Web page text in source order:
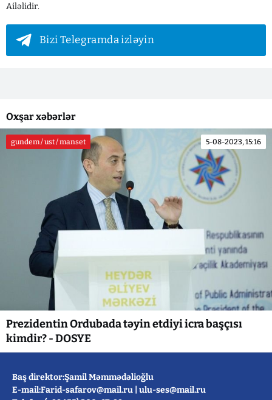
Ailəlidir.
Bizi Telegramda izləyin
Oxşar xəbərlər
gundem / ust / manset 5-08-2023, 15:16
Prezidentin Ordubada təyin etdiyi icra başçısı
kimdir? - DOSYE
Baş direktor:Şamil Məmmədəlioğlu
E-mail:Farid-safarov@mail.ru ulu-ses@mail.ru